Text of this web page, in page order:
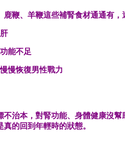
鞭、羊鞭這些補腎食材通通有
能不足
慢恢復男性戰力
治本，對腎功能、身體健康沒幫
的回到年輕時的狀態。